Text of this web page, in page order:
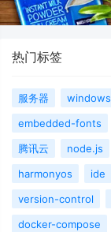
热门标签
服务器 windows
embedded-fonts
腾讯云
node.js
harmonyos
ide
version-control
docker-compose